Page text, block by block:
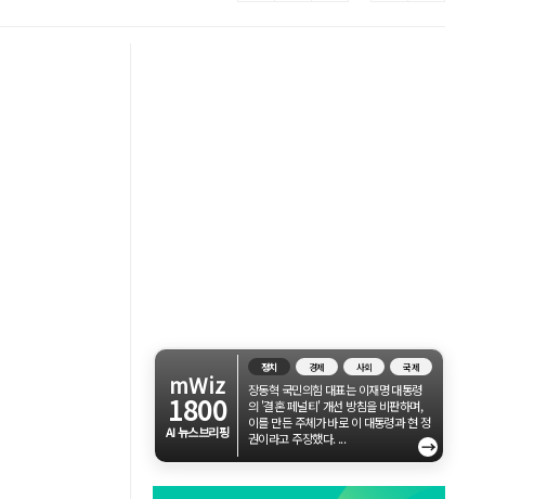
mWiz
1800
AI 뉴스브리핑
정치 경제 사회 국제
장동혁 국민의힘 대표는 이재명 대통령
의 '결혼 페널티' 개선 방침을 비판하며,
이를 만든 주체가 바로 이 대통령과 현 정
권이라고 주장했다. ...
→